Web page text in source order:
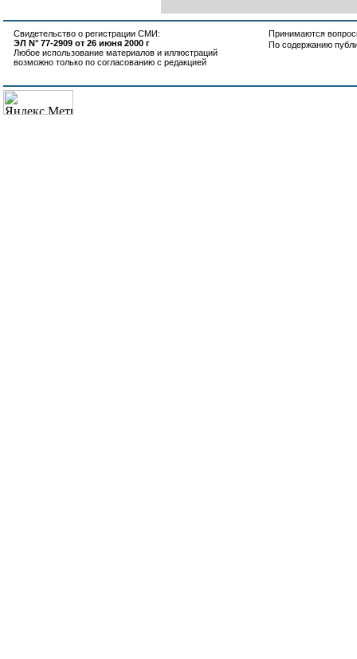
Свидетельство о регистрации СМИ:
ЭЛ N° 77-2909 от 26 июня 2000 г
Любое использование материалов и иллюстраций
возможно только по согласованию с редакцией
Принимаются
По содержанию